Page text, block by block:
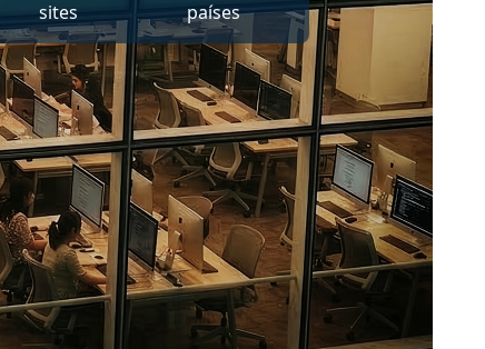
sites países